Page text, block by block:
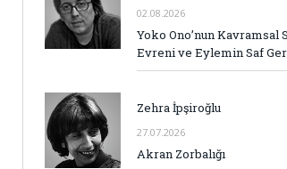
02.08.2026
Yoko Ono’nun Kavramsal
Evreni ve Eylemin Saf
Zehra İpşiroğlu
27.07.2026
Akran Zorbalığı